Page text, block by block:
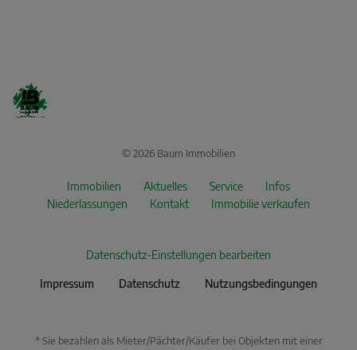
© 2026 Baum Immobilien
Immobilien Aktuelles Service
Infos
Niederlassungen
Kontakt Immobilie verkaufen
Datenschutz-Einstellungen bearbeiten
Impressum Datenschutz Nutzungsbedingungen
* Sie bezahlen als Mieter/Pächter/Käufer bei Objekten mit einer